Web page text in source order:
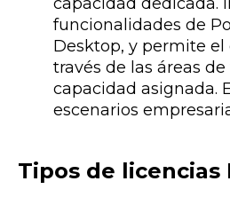
funcionalidades de
Desktop, y permite el
través de las áreas
capacidad asignada.
escenarios
Tipos de licencias